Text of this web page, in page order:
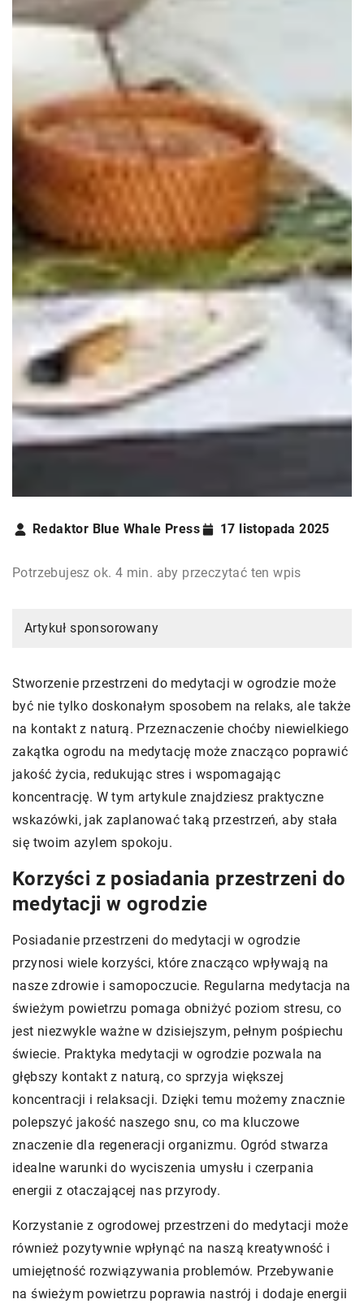
Redaktor Blue Whale Press 17 listopada 2025
Potrzebujesz ok. 4 min. aby przeczytać ten wpis
Artykuł sponsorowany
Stworzenie przestrzeni do medytacji w ogrodzie może
być nie tylko doskonałym sposobem na relaks, ale także
na kontakt z naturą. Przeznaczenie choćby niewielkiego
zakątka ogrodu na medytację może znacząco poprawić
jakość życia, redukując stres i wspomagając
koncentrację. W tym artykule znajdziesz praktyczne
wskazówki, jak zaplanować taką przestrzeń, aby stała
się twoim azylem spokoju.
Korzyści z posiadania przestrzeni do
medytacji w ogrodzie
Posiadanie przestrzeni do medytacji w ogrodzie
przynosi wiele korzyści, które znacząco wpływają na
nasze zdrowie i samopoczucie. Regularna medytacja na
świeżym powietrzu pomaga obniżyć poziom stresu, co
jest niezwykle ważne w dzisiejszym, pełnym pośpiechu
świecie. Praktyka medytacji w ogrodzie pozwala na
głębszy kontakt z naturą, co sprzyja większej
koncentracji i relaksacji. Dzięki temu możemy znacznie
polepszyć jakość naszego snu, co ma kluczowe
znaczenie dla regeneracji organizmu. Ogród stwarza
idealne warunki do wyciszenia umysłu i czerpania
energii z otaczającej nas przyrody.
Korzystanie z ogrodowej przestrzeni do medytacji może
również pozytywnie wpłynąć na naszą kreatywność i
umiejętność rozwiązywania problemów. Przebywanie
na świeżym powietrzu poprawia nastrój i dodaje energii